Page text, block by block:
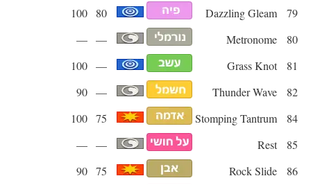
79
Dazzling Gleam
80
100
80
Metronome
—
—
81
Grass Knot
—
100
82
Thunder Wave
—
90
84
Stomping Tantrum
75
100
85
Rest
—
—
86
Rock Slide
75
90